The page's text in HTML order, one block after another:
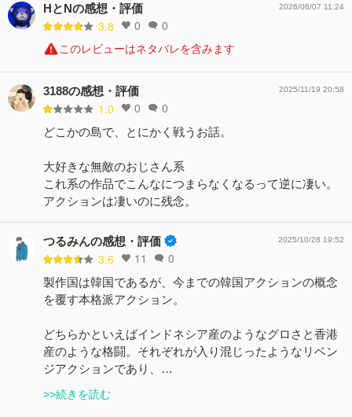
HとNの感想・評価
3.8 0 0
2026/06/07 11:24
このレビューはネタバレを含みます
3188の感想・評価
1.0 0 0
2025/11/19 20:58
どこかの島で、とにかく戦うお話。
大好きな無敵のおじさん系
これ系の作品でこんなにつまらなくなるって逆に凄い。
アクションは凄いのに残念。
つるみんの感想・評価
3.6 11 0
2025/10/28 19:52
製作国は韓国であるが、今までの韓国アクションの概念
を覆す本格派アクション。
どちらかといえばインドネシア産のようなグロさと香港
産のような格闘。それぞれが入り混じったようなリベン
ジアクションであり、…
>>続きを読む